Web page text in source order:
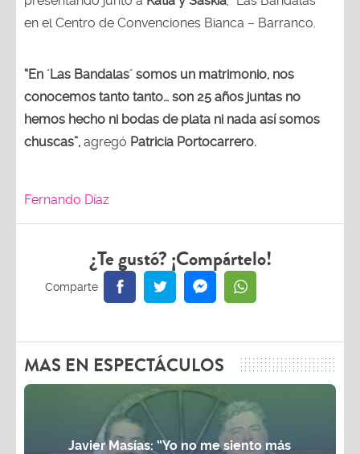
en el Centro de Convenciones Bianca – Barranco.
“En ´Las Bandalas´ somos un matrimonio, nos
conocemos tanto tanto… son 25 años juntas no
hemos hecho ni bodas de plata ni nada así somos
chuscas”, agregó Patricia Portocarrero.
Fernando Díaz
¿Te gustó? ¡Compártelo!
MAS EN ESPECTÁCULOS
Javier Masías: “Yo no me siento más